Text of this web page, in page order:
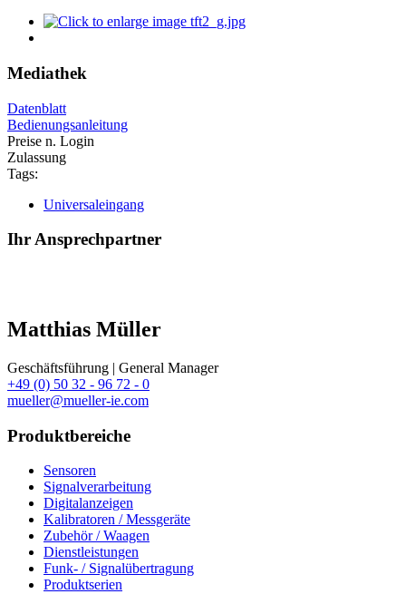
Mediathek
Datenblatt
Bedienungsanleitung
Preise n. Login
Zulassung
Tags:
Universaleingang
Ihr Ansprechpartner
Matthias Müller
Geschäftsführung | General Manager
+49 (0) 50 32 - 96 72 - 0
mueller@mueller-ie.com
Produktbereiche
Sensoren
Signalverarbeitung
Digitalanzeigen
Kalibratoren / Messgeräte
Zubehör / Waagen
Dienstleistungen
Funk- / Signalübertragung
Produktserien